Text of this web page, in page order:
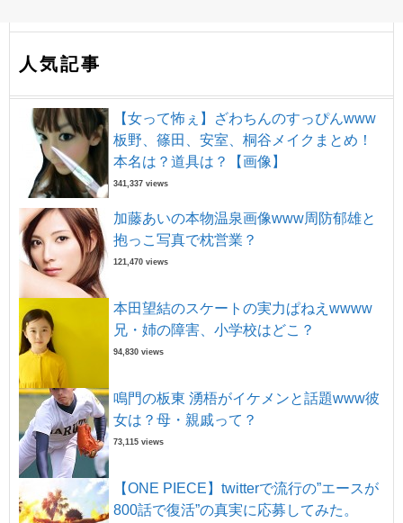
人気記事
【女って怖ぇ】ざわちんのすっぴんwww
板野、篠田、安室、桐谷メイクまとめ！
本名は？道具は？【画像】
341,337 views
加藤あいの本物温泉画像www周防郁雄と
抱っこ写真で枕営業？
121,470 views
本田望結のスケートの実力ぱねえwwww
兄・姉の障害、小学校はどこ？
94,830 views
鳴門の板東 湧梧がイケメンと話題www彼
女は？母・親戚って？
73,115 views
【ONE PIECE】twitterで流行の”エースが
800話で復活”の真実に応募してみた。